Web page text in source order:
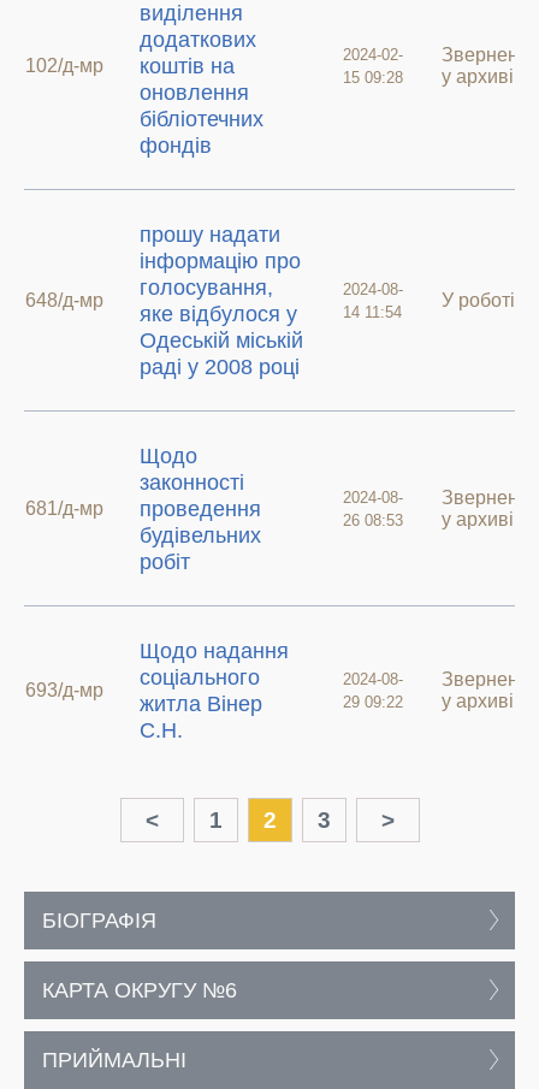
102/д-мр
виділення
додаткових
коштів на
оновлення
бібліотечних
фондів
2024-02-
15 09:28
Звернення
у архиві
648/д-мр
прошу надати
інформацію про
голосування,
яке відбулося у
Одеській міській
раді у 2008 році
2024-08-
14 11:54
У роботі
681/д-мр
Щодо
законності
проведення
будівельних
робіт
2024-08-
26 08:53
Звернення
у архиві
693/д-мр
Щодо надання
соціального
житла Вінер
С.Н.
2024-08-
29 09:22
Звернення
у архиві
< 1 2 3 >
БІОГРАФІЯ
КАРТА ОКРУГУ №6
ПРИЙМАЛЬНІ